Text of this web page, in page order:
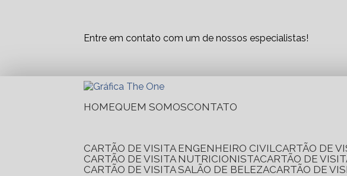
Entre em contato com um de nossos especialistas!
HOME QUEM SOMOS CONTATO
CARTÃO DE VISITA ENGENHEIRO CIVIL CARTÃO DE
CARTÃO DE VISITA NUTRICIONISTA CARTÃO DE
CARTÃO DE VISITA SALÃO DE BELEZA CARTÃO DE